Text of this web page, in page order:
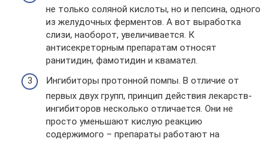
не только соляной кислоты, но и пепсина, одного
из желудочных ферментов. А вот выработка
слизи, наоборот, увеличивается. К
антисекреторным препаратам относят
ранитидин, фамотидин и квамател.
Ингибиторы протонной помпы. В отличие от
первых двух групп, принцип действия лекарств-
ингибиторов несколько отличается. Они не
просто уменьшают кислую реакцию
содержимого – препараты работают на